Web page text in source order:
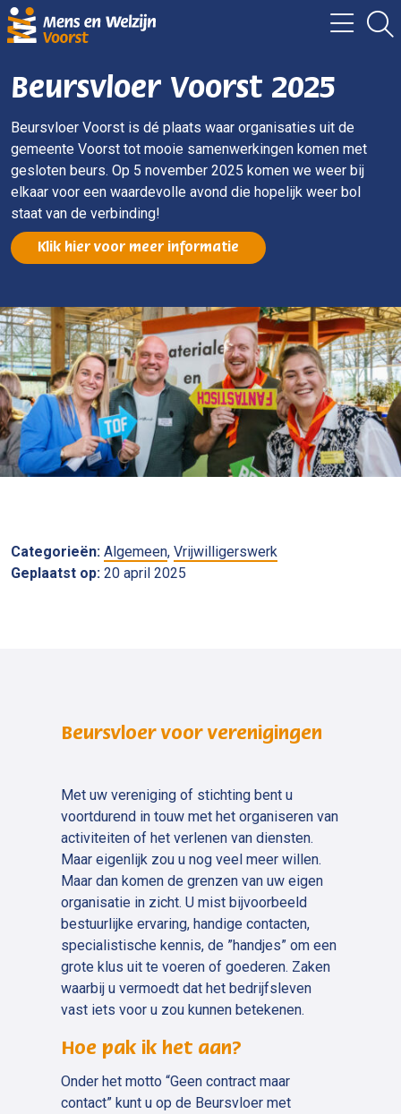
Beursvloer Voorst 2025
Beursvloer Voorst is dé plaats waar organisaties uit de
gemeente Voorst tot mooie samenwerkingen komen met
gesloten beurs. Op 5 november 2025 komen we weer bij
elkaar voor een waardevolle avond die hopelijk weer bol
staat van de verbinding!
Klik hier voor meer informatie
Categorieën: Algemeen, Vrijwilligerswerk
Geplaatst op: 20 april 2025
Beursvloer voor verenigingen
Met uw vereniging of stichting bent u
voortdurend in touw met het organiseren van
activiteiten of het verlenen van diensten.
Maar eigenlijk zou u nog veel meer willen.
Maar dan komen de grenzen van uw eigen
organisatie in zicht. U mist bijvoorbeeld
bestuurlijke ervaring, handige contacten,
specialistische kennis, de ”handjes” om een
grote klus uit te voeren of goederen. Zaken
waarbij u vermoedt dat het bedrijfsleven
vast iets voor u zou kunnen betekenen.
Hoe pak ik het aan?
Onder het motto “Geen contract maar
contact” kunt u op de Beursvloer met